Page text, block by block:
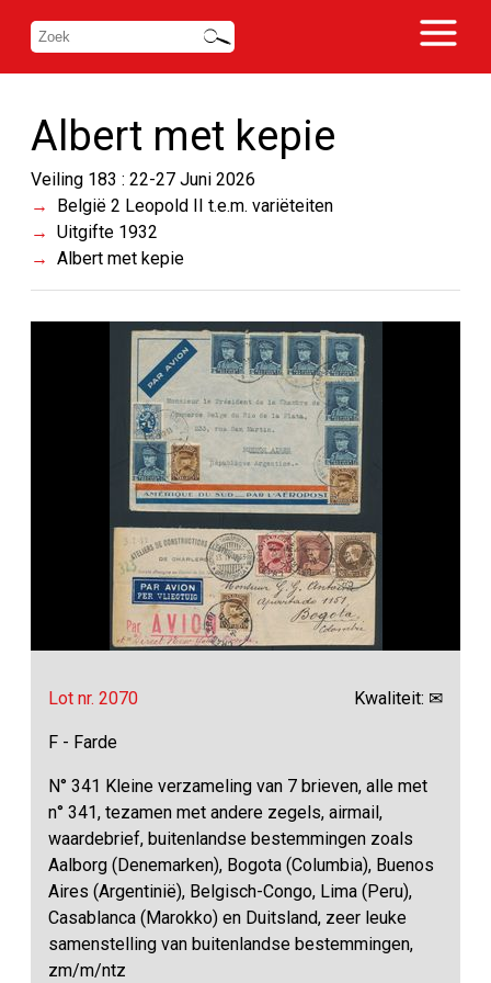
Albert met kepie
Veiling 183 : 22-27 Juni 2026
België 2 Leopold II t.e.m. variëteiten
Uitgifte 1932
Albert met kepie
Lot nr. 2070 Kwaliteit: ✉
F - Farde
N° 341 Kleine verzameling van 7 brieven, alle met
n° 341, tezamen met andere zegels, airmail,
waardebrief, buitenlandse bestemmingen zoals
Aalborg (Denemarken), Bogota (Columbia), Buenos
Aires (Argentinië), Belgisch-Congo, Lima (Peru),
Casablanca (Marokko) en Duitsland, zeer leuke
samenstelling van buitenlandse bestemmingen,
zm/m/ntz